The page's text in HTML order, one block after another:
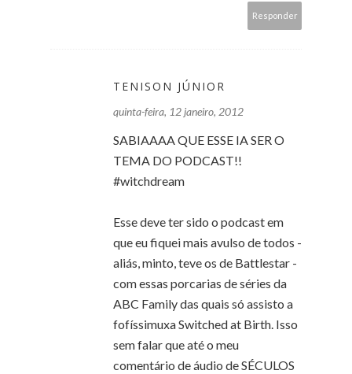
Responder
TENISON JÚNIOR
quinta-feira, 12 janeiro, 2012
SABIAAAA QUE ESSE IA SER O
TEMA DO PODCAST!!
#witchdream
Esse deve ter sido o podcast em
que eu fiquei mais avulso de todos -
aliás, minto, teve os de Battlestar -
com essas porcarias de séries da
ABC Family das quais só assisto a
fofíssimuxa Switched at Birth. Isso
sem falar que até o meu
comentário de áudio de SÉCULOS